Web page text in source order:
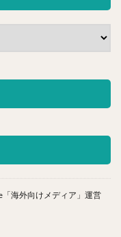
海外向けメディア」運営